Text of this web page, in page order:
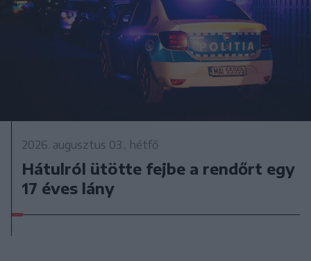
2026. augusztus 03., hétfő
Hátulról ütötte fejbe a rendőrt egy
17 éves lány